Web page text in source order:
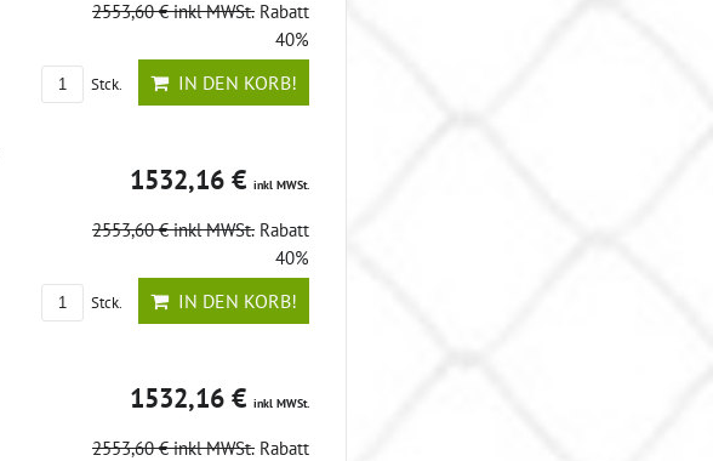
2553,60 €inkl MWSt. Rabatt
40%
Stck. IN DEN KORB!
1532,16 € inkl MWSt.
2553,60 €inkl MWSt. Rabatt
40%
Stck. IN DEN KORB!
1532,16 € inkl MWSt.
2553,60 €inkl MWSt. Rabatt